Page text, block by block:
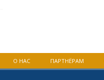
О НАС ПАРТНЁРАМ